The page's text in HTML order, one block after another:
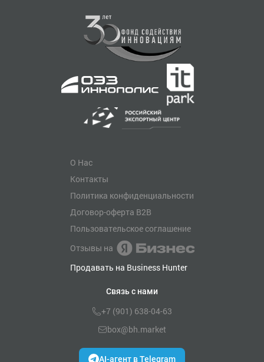
О Нас
Контакты
Политика конфиденциальности
Договор-оферта B2B
Пользовательское соглашение
Отзывы на
Продавать на Business Hunter
Связь с нами
+7 (901) 638-04-63
box@bh.market
AI-агент в Telegram